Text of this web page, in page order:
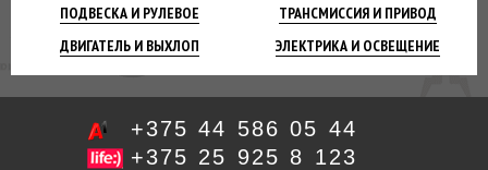
ПОДВЕСКА И РУЛЕВОЕ ТРАНСМИССИЯ И ПРИВОД
ДВИГАТЕЛЬ И ВЫХЛОП ЭЛЕКТРИКА И ОСВЕЩЕНИЕ
+375 44 586 05 44
+375 25 925 8 123